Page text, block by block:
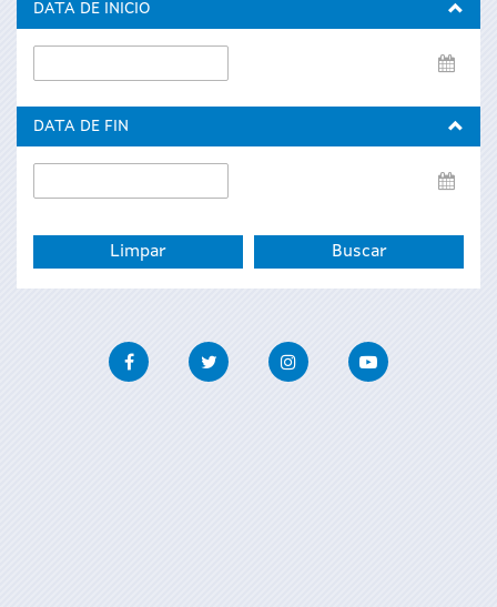
DATA DE INICIO
de
DATA DE FIN
de
FacebookTwitter InstagramYoutube